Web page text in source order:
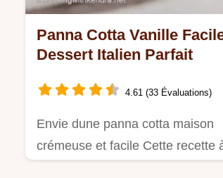
Panna Cotta Vanille
Dessert Italien Parfait
4.61 (33 Évaluations)
Envie dune panna cotta maison
crémeuse et facile Cette recette